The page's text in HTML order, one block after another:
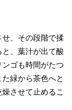
、その段階で揉
、葉汁が出て酸
ゴも時間がたつ
緑から茶色へと
させて止めるこ